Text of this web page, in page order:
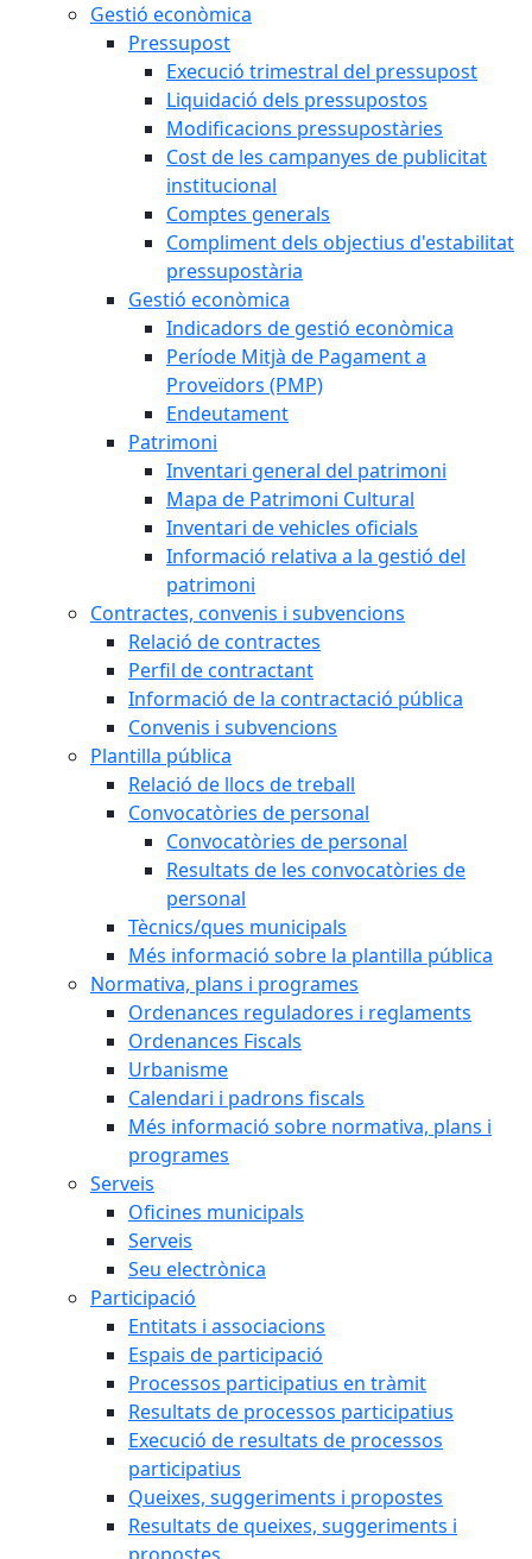
Gestió econòmica
Pressupost
Execució trimestral del pressupost
Liquidació dels pressupostos
Modificacions pressupostàries
Cost de les campanyes de publicitat
institucional
Comptes generals
Compliment dels objectius d'estabilitat
pressupostària
Gestió econòmica
Indicadors de gestió econòmica
Període Mitjà de Pagament a
Proveïdors (PMP)
Endeutament
Patrimoni
Inventari general del patrimoni
Mapa de Patrimoni Cultural
Inventari de vehicles oficials
Informació relativa a la gestió del
patrimoni
Contractes, convenis i subvencions
Relació de contractes
Perfil de contractant
Informació de la contractació pública
Convenis i subvencions
Plantilla pública
Relació de llocs de treball
Convocatòries de personal
Convocatòries de personal
Resultats de les convocatòries de
personal
Tècnics/ques municipals
Més informació sobre la plantilla pública
Normativa, plans i programes
Ordenances reguladores i reglaments
Ordenances Fiscals
Urbanisme
Calendari i padrons fiscals
Més informació sobre normativa, plans i
programes
Serveis
Oficines municipals
Serveis
Seu electrònica
Participació
Entitats i associacions
Espais de participació
Processos participatius en tràmit
Resultats de processos participatius
Execució de resultats de processos
participatius
Queixes, suggeriments i propostes
Resultats de queixes, suggeriments i